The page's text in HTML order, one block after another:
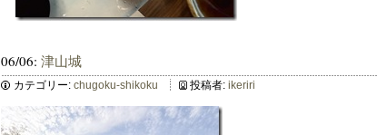
06/06: 津山城
カテゴリー: chugoku-shikoku 投稿者: ikeriri